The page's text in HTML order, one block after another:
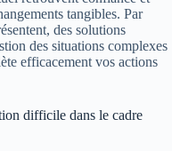
tangibles. Par
des solutions
des situations complexes
efficacement vos actions
difficile dans le cadre